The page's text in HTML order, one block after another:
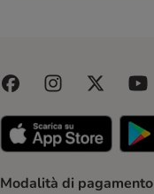
Modalità di pagamento